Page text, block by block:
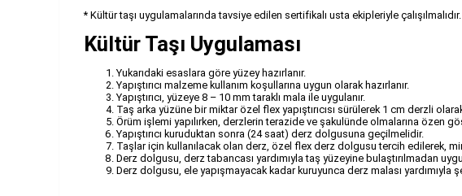
* Kültür taşı uygulamalarında tavsiye edilen sertifikalı usta ekipleriyle çalışılmalıdır.
Kültür Taşı Uygulaması
Yukarıdaki esaslara göre yüzey hazırlanır.
Yapıştırıcı malzeme kullanım koşullarına uygun olarak hazırlanır.
Yapıştırıcı, yüzeye 8 – 10 mm taraklı mala ile uygulanır.
Taş arka yüzüne bir miktar özel flex yapıştırıcısı sürülerek 1 cm derzli
Örüm işlemi yapılırken, derzlerin terazide ve şakulünde olmalarına özen
Yapıştırıcı kuruduktan sonra (24 saat) derz dolgusuna geçilmelidir.
Taşlar için kullanılacak olan derz, özel flex derz dolgusu tercih edilerek,
Derz dolgusu, derz tabancası yardımıyla taş yüzeyine bulaştırılmadan
Derz dolgusu, ele yapışmayacak kadar kuruyunca derz malası yardımıyla